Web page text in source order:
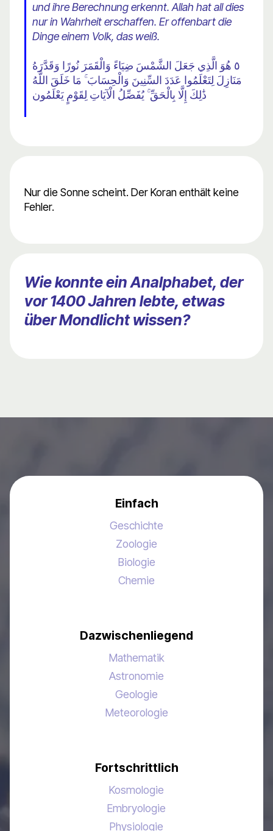
und ihre Berechnung erkennt. Allah hat all dies
nur in Wahrheit erschaffen. Er offenbart die
Dinge einem Volk, das weiß.
٥ هُوَ الَّذِي جَعَلَ الشَّمْسَ ضِيَاءً وَالْقَمَرَ نُورًا وَقَدَّرَهُ
مَنَازِلَ لِتَعْلَمُوا عَدَدَ السِّنِينَ وَالْحِسَابَ ۚ مَا خَلَقَ اللَّهُ
ذَٰلِكَ إِلَّا بِالْحَقِّ ۚ يُفَصِّلُ الْآيَاتِ لِقَوْمٍ يَعْلَمُون
Nur die Sonne scheint. Der Koran enthält keine
Fehler.
Wie konnte ein Analphabet, der
vor 1400 Jahren lebte, etwas
über Mondlicht wissen?
Einfach
Geschichte
Zoologie
Biologie
Chemie
Dazwischenliegend
Mathematik
Astronomie
Geologie
Meteorologie
Fortschrittlich
Kosmologie
Embryologie
Physiologie